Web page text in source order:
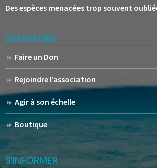
Des espèces menacées trop souvent
S’ENGAGER
Faire un Don
Rejoindre l’association
Agir à son échelle
Boutique
S’INFORMER